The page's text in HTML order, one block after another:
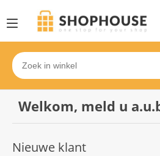
Welkom, meld u
Nieuwe klant